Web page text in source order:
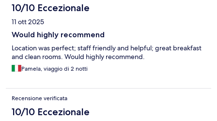
10/10 Eccezionale
11 ott 2025
Would highly recommend
Location was perfect; staff friendly and helpful; great breakfast
and clean rooms. Would highly recommend.
Pamela, viaggio di 2 notti
Recensione verificata
10/10 Eccezionale